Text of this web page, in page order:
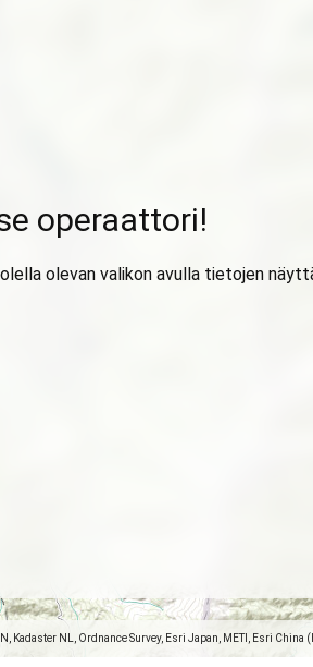
Kadaster NL, Ordnance Survey, Esri Japan, METI, Esri
operaattori!
olevan valikon avulla tietojen